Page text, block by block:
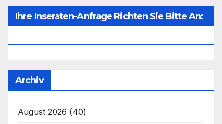
Ihre Inseraten-Anfrage Richten Sie Bitte An:
Archiv
August 2026 (40)